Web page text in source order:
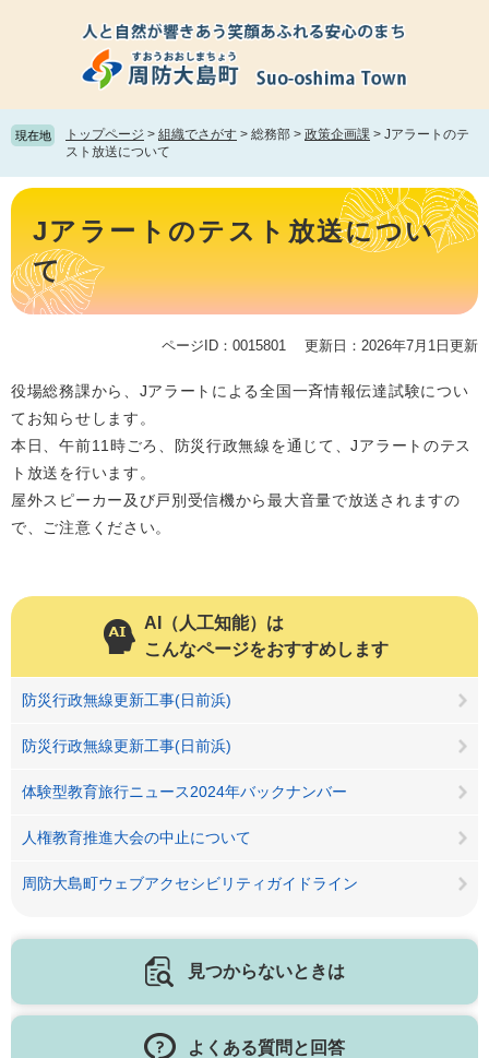
頭
で
飛
ば
て
現在地 トップページ > 組織でさがす > 総務部 > 政策企画課 > Jアラートのテ
スト放送について
本
Jアラートのテスト放送につい
て
ページID：0015801 更新日：2026年7月1日更新
役場総務課から、Jアラートによる全国一斉情報伝達試験につい
てお知らせします。
本日、午前11時ごろ、防災行政無線を通じて、Jアラートのテス
ト放送を行います。
屋外スピーカー及び戸別受信機から最大音量で放送されますの
で、ご注意ください。
AI（人工知能）は
こんなページをおすすめします
防災行政無線更新工事(日前浜)
防災行政無線更新工事(日前浜)
体験型教育旅行ニュース2024年バックナンバー
人権教育推進大会の中止について
周防大島町ウェブアクセシビリティガイドライン
見つからないときは
よくある質問と回答